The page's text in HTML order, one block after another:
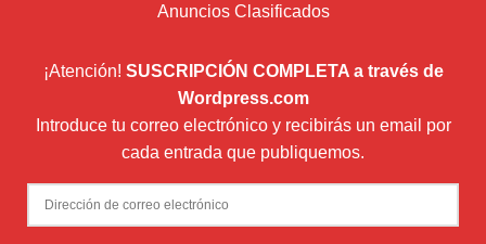
Anuncios Clasificados
¡Atención! SUSCRIPCIÓN COMPLETA a través de
Wordpress.com
Introduce tu correo electrónico y recibirás un email por
cada entrada que publiquemos.
Dirección
de